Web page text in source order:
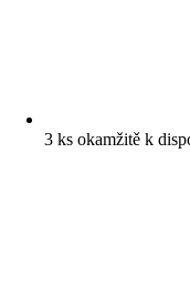
3 ks okamžitě k